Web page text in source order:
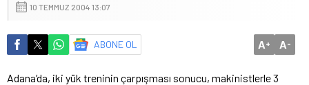
10 TEMMUZ 2004 13:07
ABONE OL A+ A-
Adana’da, iki yük treninin çarpışması sonucu, makinistlerle 3